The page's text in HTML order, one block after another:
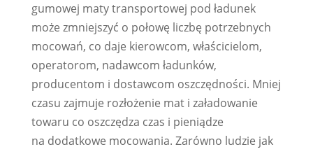
gumowej maty transportowej pod ładunek
może zmniejszyć o połowę liczbę potrzebnych
mocowań, co daje kierowcom, właścicielom,
operatorom, nadawcom ładunków,
producentom i dostawcom oszczędności. Mniej
czasu zajmuje rozłożenie mat i załadowanie
towaru co oszczędza czas i pieniądze
na dodatkowe mocowania. Zarówno ludzie jak